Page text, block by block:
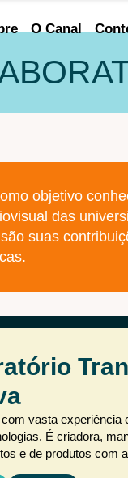
O Canal
objetivo
das
suas
vasta
É criadora,
e de produtos com